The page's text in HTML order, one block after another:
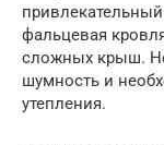
фальцевая
сложных крыш.
шумность и
утепления.